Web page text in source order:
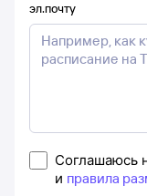
эл.почту
Соглашаюсь
и правила